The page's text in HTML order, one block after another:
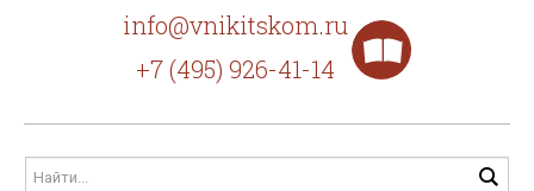
info@vnikitskom.ru
+7 (495) 926-41-14